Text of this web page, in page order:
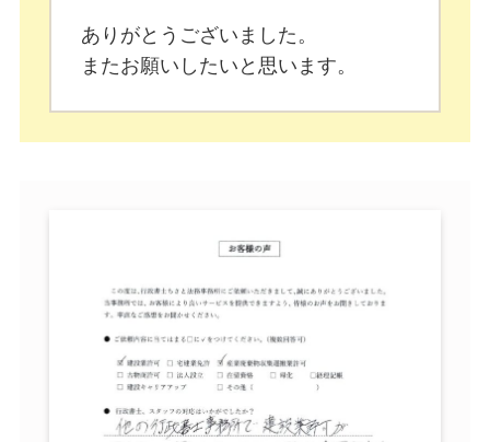
ありがとうございました。
またお願いしたいと思います。